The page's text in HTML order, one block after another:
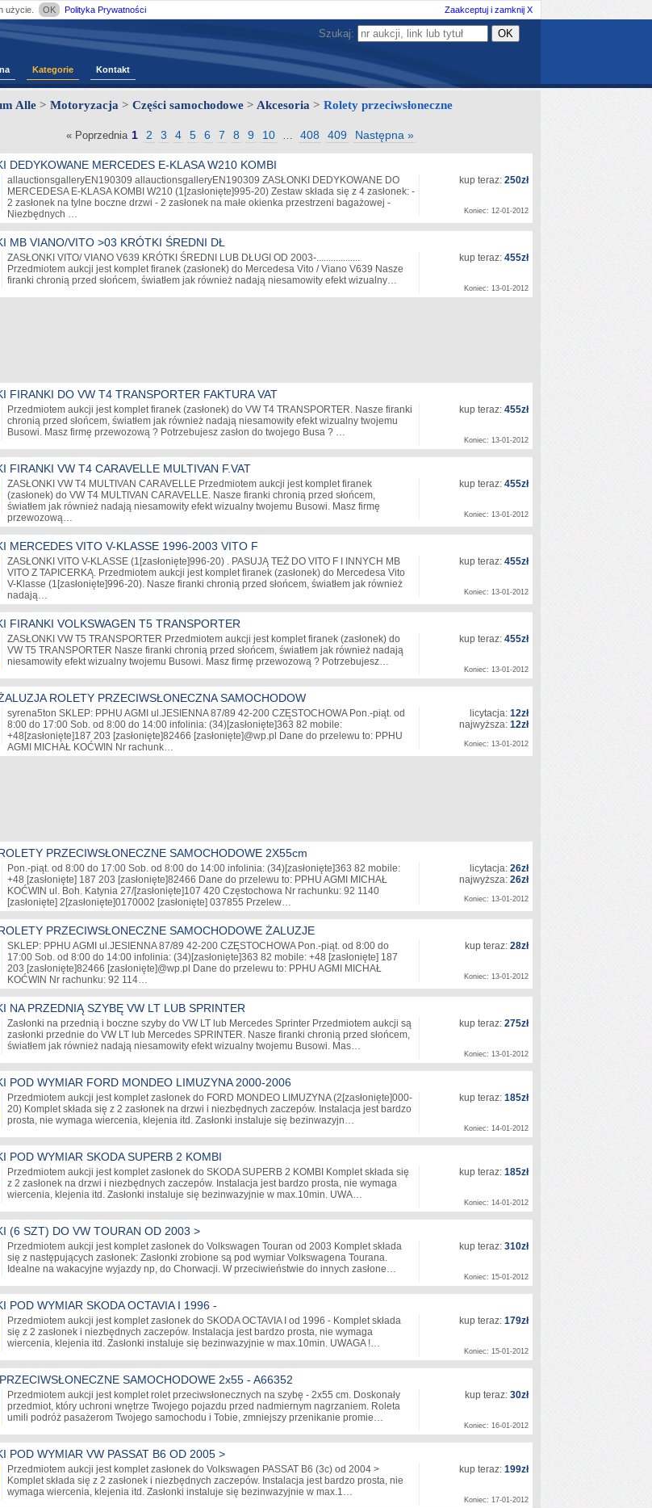
użycie. OK Polityka Prywatności Zaakceptuj i zamknij X
Kategorie Kontakt
Szukaj:
Alle > Motoryzacja > Części samochodowe > Akcesoria > Rolety przeciwsłoneczne
« Poprzednia 1 2 3 4 5 6 7 8 9 10 … 408 409 Następna »
DEDYKOWANE MERCEDES E-KLASA W210 KOMBI
allauctionsgalleryEN190309 allauctionsgalleryEN190309 ZASŁONKI DEDYKOWANE DO
MERCEDESA E-KLASA KOMBI W210 (1 [zasłonięte]995-20) Zestaw składa się z 4 zasłonek: -
2 zasłonek na tylne boczne drzwi - 2 zasłonek na małe okienka przestrzeni bagażowej -
Niezbędnych …
kup teraz: 250zł
Koniec: 12-01-2012
MB VIANO/VITO >03 KRÓTKI ŚREDNI DŁ
ZASŁONKI VITO/ VIANO V639 KRÓTKI ŚREDNI LUB DŁUGI OD 2003-..................
Przedmiotem aukcji jest komplet firanek (zasłonek) do Mercedesa Vito / Viano V639 Nasze
firanki chronią przed słońcem, światłem jak również nadają niesamowity efekt wizualny…
kup teraz: 455zł
Koniec: 13-01-2012
FIRANKI DO VW T4 TRANSPORTER FAKTURA VAT
Przedmiotem aukcji jest komplet firanek (zasłonek) do VW T4 TRANSPORTER. Nasze firanki
chronią przed słońcem, światłem jak również nadają niesamowity efekt wizualny twojemu
Busowi. Masz firmę przewozową ? Potrzebujesz zasłon do twojego Busa ? …
kup teraz: 455zł
Koniec: 13-01-2012
FIRANKI VW T4 CARAVELLE MULTIVAN F.VAT
ZASŁONKI VW T4 MULTIVAN CARAVELLE Przedmiotem aukcji jest komplet firanek
(zasłonek) do VW T4 MULTIVAN CARAVELLE. Nasze firanki chronią przed słońcem,
światłem jak również nadają niesamowity efekt wizualny twojemu Busowi. Masz firmę
przewozową…
kup teraz: 455zł
Koniec: 13-01-2012
MERCEDES VITO V-KLASSE 1996-2003 VITO F
ZASŁONKI VITO V-KLASSE (1 [zasłonięte]996-20) . PASUJĄ TEŻ DO VITO F I INNYCH MB
VITO Z TAPICERKĄ. Przedmiotem aukcji jest komplet firanek (zasłonek) do Mercedesa Vito
V-Klasse (1 [zasłonięte]996-20). Nasze firanki chronią przed słońcem, światłem jak również
nadają…
kup teraz: 455zł
Koniec: 13-01-2012
FIRANKI VOLKSWAGEN T5 TRANSPORTER
ZASŁONKI VW T5 TRANSPORTER Przedmiotem aukcji jest komplet firanek (zasłonek) do
VW T5 TRANSPORTER Nasze firanki chronią przed słońcem, światłem jak również nadają
niesamowity efekt wizualny twojemu Busowi. Masz firmę przewozową ? Potrzebujesz…
kup teraz: 455zł
Koniec: 13-01-2012
ROLETY PRZECIWSŁONECZNA SAMOCHODOW
syrena5ton SKLEP: PPHU AGMI ul.JESIENNA 87/89 42-200 CZĘSTOCHOWA Pon.-piąt. od
8:00 do 17:00 Sob. od 8:00 do 14:00 infolinia: (34)[zasłonięte]363 82 mobile:
+48 [zasłonięte]187 203 [zasłonięte]82466 [zasłonięte]@wp.pl Dane do przelewu to: PPHU
AGMI MICHAŁ KOĆWIN Nr rachunk…
licytacja: 12zł
najwyższa: 12zł
Koniec: 13-01-2012
PRZECIWSŁONECZNE SAMOCHODOWE 2X55cm
Pon.-piąt. od 8:00 do 17:00 Sob. od 8:00 do 14:00 infolinia: (34)[zasłonięte]363 82 mobile:
+48 [zasłonięte] 187 203 [zasłonięte]82466 Dane do przelewu to: PPHU AGMI MICHAŁ
KOĆWIN ul. Boh. Katynia 27/[zasłonięte]107 420 Częstochowa Nr rachunku: 92 1140
[zasłonięte] 2 [zasłonięte]0170002 [zasłonięte] 037855 Przelew…
licytacja: 26zł
najwyższa: 26zł
Koniec: 13-01-2012
PRZECIWSŁONECZNE SAMOCHODOWE ŻALUZJE
SKLEP: PPHU AGMI ul.JESIENNA 87/89 42-200 CZĘSTOCHOWA Pon.-piąt. od 8:00 do
17:00 Sob. od 8:00 do 14:00 infolinia: (34)[zasłonięte]363 82 mobile: +48 [zasłonięte] 187
203 [zasłonięte]82466 [zasłonięte]@wp.pl Dane do przelewu to: PPHU AGMI MICHAŁ
KOĆWIN Nr rachunku: 92 114…
kup teraz: 28zł
Koniec: 13-01-2012
NA PRZEDNIĄ SZYBĘ VW LT LUB SPRINTER
Zasłonki na przednią i boczne szyby do VW LT lub Mercedes Sprinter Przedmiotem aukcji są
zasłonki przednie do VW LT lub Mercedes SPRINTER. Nasze firanki chronią przed słońcem,
światłem jak również nadają niesamowity efekt wizualny twojemu Busowi. Mas…
kup teraz: 275zł
Koniec: 13-01-2012
POD WYMIAR FORD MONDEO LIMUZYNA 2000-2006
Przedmiotem aukcji jest komplet zasłonek do FORD MONDEO LIMUZYNA (2 [zasłonięte]000-
20) Komplet składa się z 2 zasłonek na drzwi i niezbędnych zaczepów. Instalacja jest bardzo
prosta, nie wymaga wiercenia, klejenia itd. Zasłonki instaluje się bezinwazyjn…
kup teraz: 185zł
Koniec: 14-01-2012
POD WYMIAR SKODA SUPERB 2 KOMBI
Przedmiotem aukcji jest komplet zasłonek do SKODA SUPERB 2 KOMBI Komplet składa się
z 2 zasłonek na drzwi i niezbędnych zaczepów. Instalacja jest bardzo prosta, nie wymaga
wiercenia, klejenia itd. Zasłonki instaluje się bezinwazyjnie w max.10min. UWA…
kup teraz: 185zł
Koniec: 14-01-2012
(6 SZT) DO VW TOURAN OD 2003 >
Przedmiotem aukcji jest komplet zasłonek do Volkswagen Touran od 2003 Komplet składa
się z następujących zasłonek: Zasłonki zrobione są pod wymiar Volkswagena Tourana.
Idealne na wakacyjne wyjazdy np, do Chorwacji. W przeciwieństwie do innych zasłone…
kup teraz: 310zł
Koniec: 15-01-2012
POD WYMIAR SKODA OCTAVIA I 1996 -
Przedmiotem aukcji jest komplet zasłonek do SKODA OCTAVIA I od 1996 - Komplet składa
się z 2 zasłonek i niezbędnych zaczepów. Instalacja jest bardzo prosta, nie wymaga
wiercenia, klejenia itd. Zasłonki instaluje się bezinwazyjnie w max.10min. UWAGA !…
kup teraz: 179zł
Koniec: 15-01-2012
SAMOCHODOWE 2x55 - A66352
Przedmiotem aukcji jest komplet rolet przeciwsłonecznych na szybę - 2x55 cm. Doskonały
przedmiot, który uchroni wnętrze Twojego pojazdu przed nadmiernym nagrzaniem. Roleta
umili podróż pasażerom Twojego samochodu i Tobie, zmniejszy przenikanie promie…
kup teraz: 30zł
Koniec: 16-01-2012
POD WYMIAR VW PASSAT B6 OD 2005 >
Przedmiotem aukcji jest komplet zasłonek do Volkswagen PASSAT B6 (3c) od 2004 >
Komplet składa się z 2 zasłonek i niezbędnych zaczepów. Instalacja jest bardzo prosta, nie
wymaga wiercenia, klejenia itd. Zasłonki instaluje się bezinwazyjnie w max.1…
kup teraz: 199zł
Koniec: 17-01-2012